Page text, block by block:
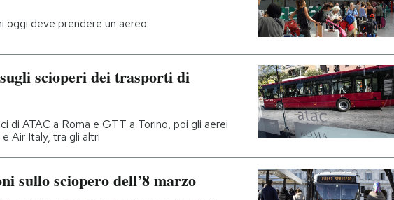
oggi deve prendere un aereo
scioperi dei trasporti di
di ATAC a Roma e GTT a Torino, poi gli aerei
Air Italy, tra gli altri
sullo sciopero dell’8 marzo